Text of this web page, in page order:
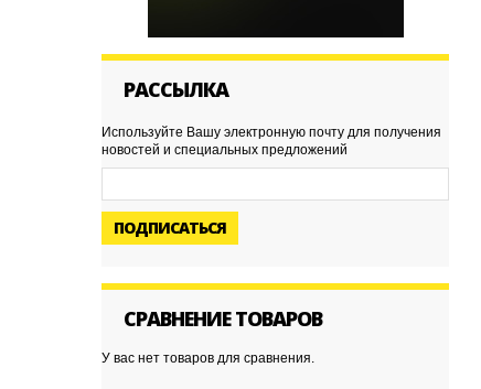
РАССЫЛКА
Используйте Вашу электронную почту для получения
новостей и специальных предложений
ПОДПИСАТЬСЯ
СРАВНЕНИЕ ТОВАРОВ
У вас нет товаров для сравнения.